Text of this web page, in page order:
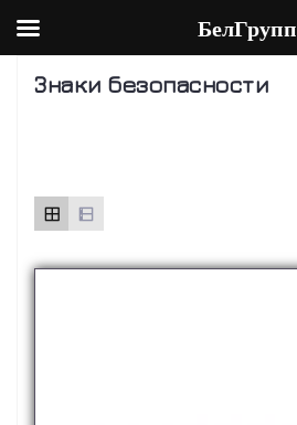
Знаки безопасности
БелГрупп